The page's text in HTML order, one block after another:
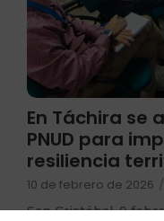
En Táchira se
PNUD para
resiliencia
10 de febrero de 2026 /
San Cristóbal, 9